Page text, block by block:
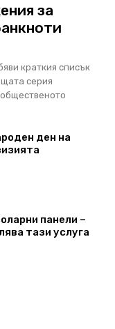
за
краткия списък
серия
ден на
панели –
тази услуга